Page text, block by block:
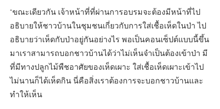
“ขณะเดียวกัน เจ้าหน้าที่ที่ผ่านการอบรมจะต้องมีหน้าที่ไป
อธิบายให้ชาวบ้านในชุมชนเกี่ยวกับการใส่เชื้อเห็ดในป่า ไป
อธิบายว่าเห็ดกับป่าอยู่กันอย่างไร พอเป็นคอนเซ็ปต์แบบนี้ขึ้น
มาเราสามารถบอกชาวบ้านได้ว่าไม่เห็นจำเป็นต้องเข้าป่า มี
ที่มีทางปลูกไม้พืชอาศัยของเห็ดเผาะ ใส่เชื้อเห็ดเผาะเข้าไป
ไม่นานก็ได้เห็ดกิน นี่คือสิ่งเราต้องการจะบอกชาวบ้านและ
ทำให้เห็น